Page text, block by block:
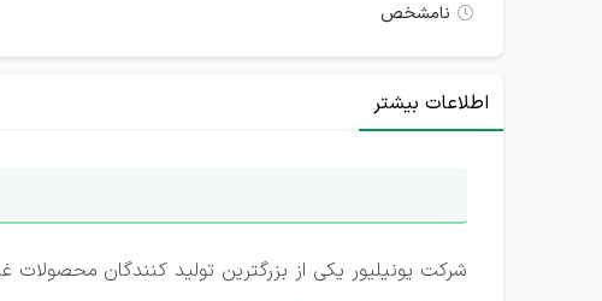
نامشخص
اطلاعات بیشتر
شرکت یونیلیور یکی از بزرگترین تولید کنندگان